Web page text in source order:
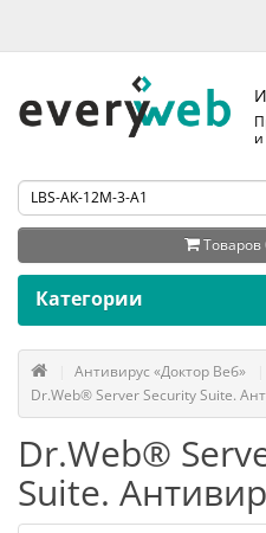
Товаров
Категории
Антивирус «Доктор Веб»
Dr.Web® Server Security Suite.
Dr.Web®
Suite.